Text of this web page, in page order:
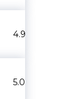
4.9
5.0